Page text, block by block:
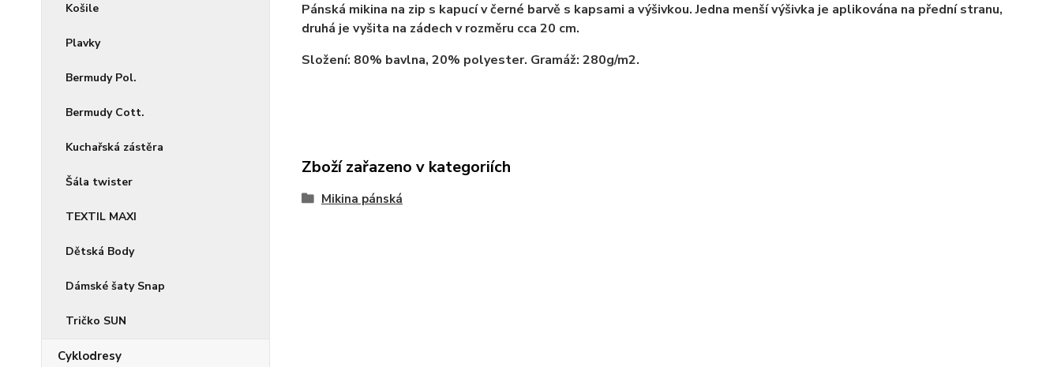
Košile
Plavky
Bermudy Pol.
Bermudy Cott.
Kuchařská zástěra
Šála twister
TEXTIL MAXI
Dětská Body
Dámské šaty Snap
Tričko SUN
Cyklodresy
Pánská mikina na zip s kapucí v černé barvě s kapsami a výšivkou. Jedna menší výšivka je aplikována na přední stranu,
druhá je vyšita na zádech v rozměru cca 20 cm.
Složení: 80% bavlna, 20% polyester. Gramáž: 280g/m2.
Zboží zařazeno v kategoriích
Mikina pánská